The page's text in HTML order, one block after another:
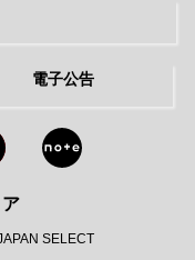
電子公告
SELECT